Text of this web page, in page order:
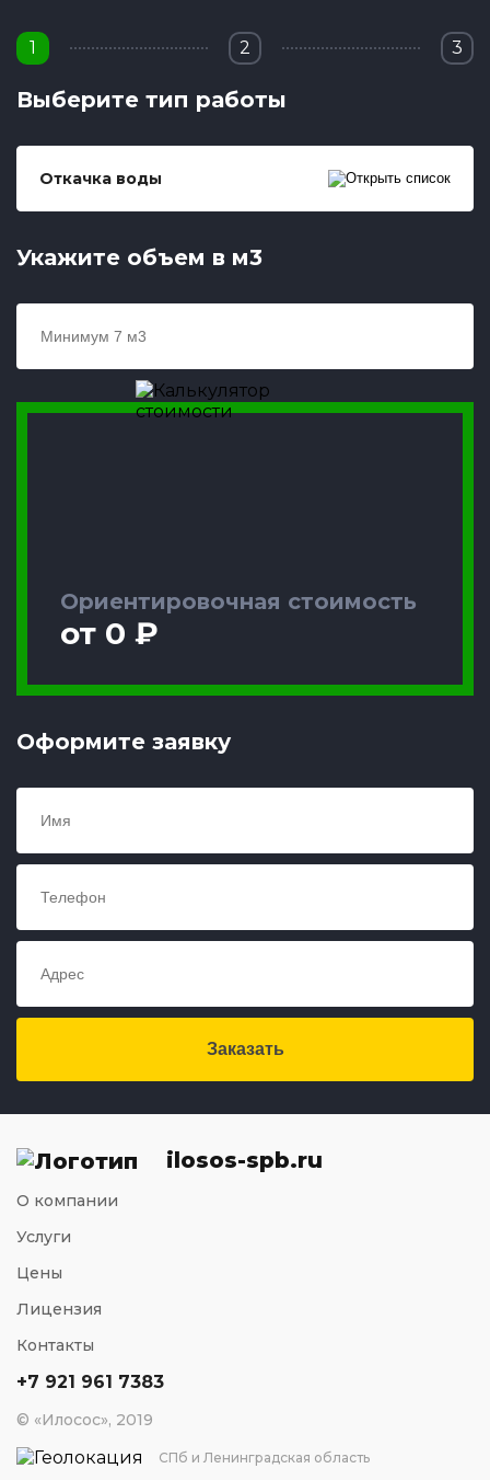
1 2 3
Выберите тип работы
Откачка воды
Укажите объем в м3
Ориентировочная стоимость
от 0 ₽
Оформите заявку
Заказать
ilosos-spb.ru
О компании
Услуги
Цены
Лицензия
Контакты
+7 921 961 7383
© «Илосос», 2019
СПб и Ленинградская область